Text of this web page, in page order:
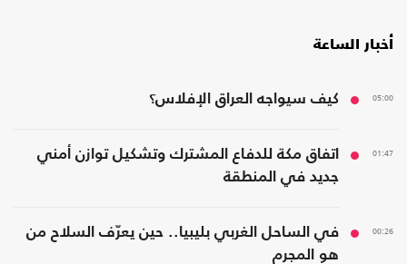
أخبار الساعة
05:00 كيف سيواجه العراق الإفلاس؟
01:47
اتفاق مكة للدفاع المشترك وتشكيل توازن أمني
جديد في المنطقة
00:26
في الساحل الغربي بليبيا.. حين يعرّف السلاح من
هو المجرم